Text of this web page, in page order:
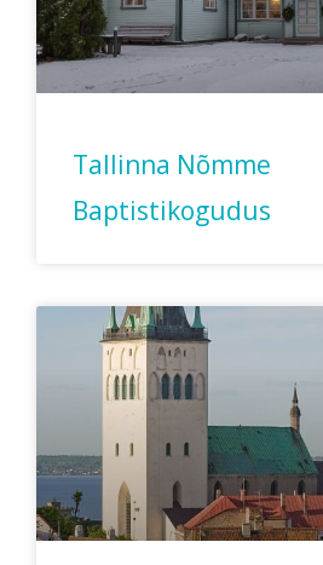
Tallinna Nõmme
Baptistikogudus